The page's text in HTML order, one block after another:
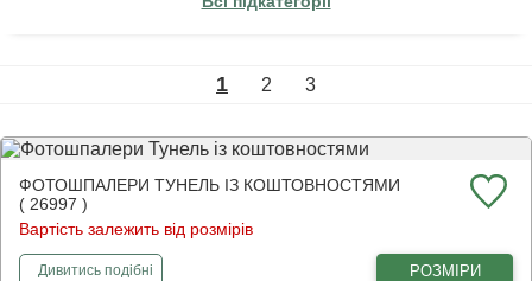
1 2 3
ФОТОШПАЛЕРИ ТУНЕЛЬ ІЗ КОШТОВНОСТЯМИ
( 26997 )
Вартість залежить від розмірів
Дивитисьфотошпалери
подібні РОЗМІРИ